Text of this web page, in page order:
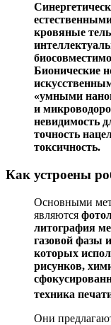
кровяные
Бионические
«умными
и
невидимость
точность
токсичность.
Как устроены
Основными
являются
литография
газовой фазы
которых
рисунков,
техника
Они